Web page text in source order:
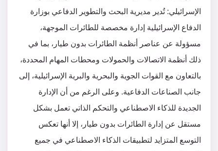
الإسرائيلي: تُدير مديرية البحث والتطوير الدفاعي بوزارة
الدفاع الإسرائيلية إدارة مخصصة للطائرات الموجهة،
مسؤولة عن عناصر أنظمة الطائرات بدون طيار، بما في
ذلك أنظمة الاتصالات والحمولات ومحطات المهام المحددة،
بالتعاون مع القوات الجوية والبحرية والبرية الإسرائيلية، إلى
جانب الصناعات الدفاعية. وعلى الرغم من أن الإدارة
الجديدة للذكاء الاصطناعي والتحكم الذاتي تعمل بشكل
مستقل عن إدارة الطائرات بدون طيار، إلا أنها تعكس
التوسع المتزايد لتطبيقات الذكاء الاصطناعي في جميع